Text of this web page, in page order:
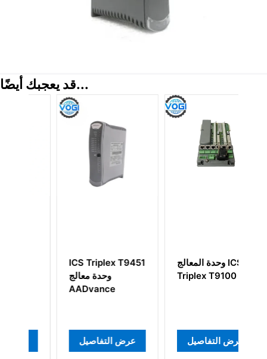
قد يعجبك أيضًا...
وحدة المعالج ICS
Triplex T9100
عرض التفاصيل
ICS Triplex T8100
Rack Trusted
عرض التفاصيل